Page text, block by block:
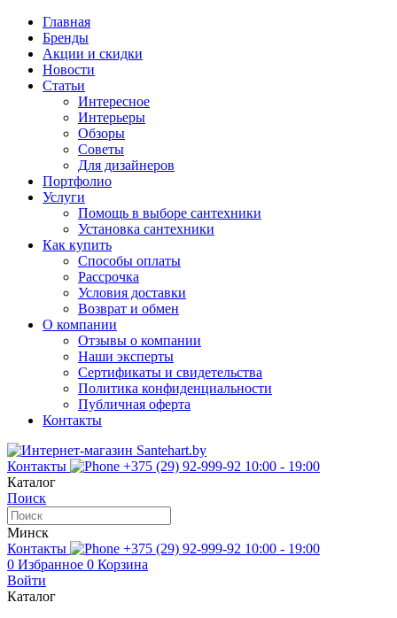
Главная
Бренды
Акции и скидки
Новости
Статьи
Интересное
Интерьеры
Обзоры
Советы
Для дизайнеров
Портфолио
Услуги
Помощь в выборе сантехники
Установка сантехники
Как купить
Способы оплаты
Рассрочка
Условия доставки
Возврат и обмен
О компании
Отзывы о компании
Наши эксперты
Сертификаты и свидетельства
Политика конфиденциальности
Публичная оферта
Контакты
Контакты +375 (29) 92-999-92 10:00 - 19:00
Каталог
Поиск
Минск
Контакты
+375 (29) 92-999-92 10:00 - 19:00
0 Избранное 0 Корзина
Войти
Каталог